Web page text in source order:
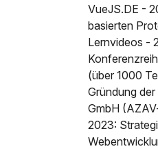
VueJS.DE -
basierten
Lernvideos -
(über 1000
Gründung
GmbH
2023: